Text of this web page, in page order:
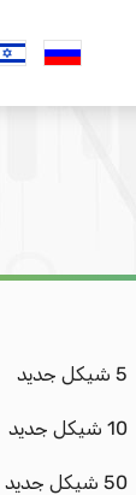
5 شيكل جديد
10 شيكل جديد
50 شيكل جديد